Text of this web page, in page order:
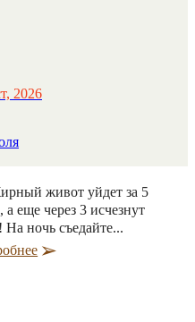
2026
живот уйдет за 5
а еще через 3 исчезнут
На ночь съедайте...